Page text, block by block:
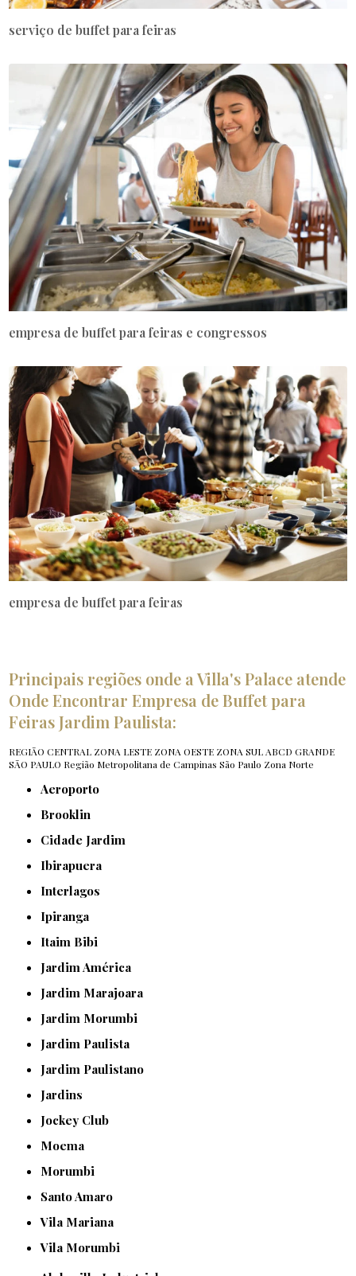
serviço de buffet para feiras
empresa de buffet para feiras e congressos
empresa de buffet para feiras
Principais regiões onde a Villa's Palace atende
Onde Encontrar Empresa de Buffet para
Feiras Jardim Paulista:
REGIÃO CENTRAL ZONA LESTE ZONA OESTE ZONA SUL ABCD GRANDE
SÃO PAULO Região Metropolitana de Campinas São Paulo Zona Norte
Aeroporto
Brooklin
Cidade Jardim
Ibirapuera
Interlagos
Ipiranga
Itaim Bibi
Jardim América
Jardim Marajoara
Jardim Morumbi
Jardim Paulista
Jardim Paulistano
Jardins
Jockey Club
Moema
Morumbi
Santo Amaro
Vila Mariana
Vila Morumbi